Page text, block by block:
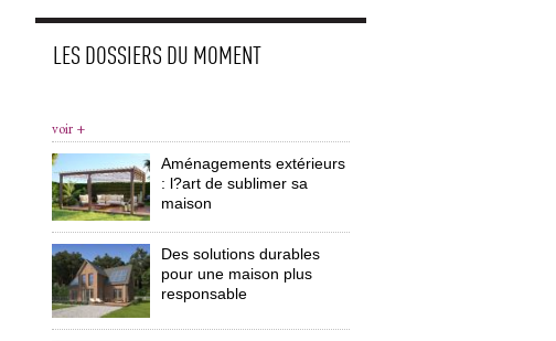
LES DOSSIERS DU MOMENT
voir +
Aménagements extérieurs
: l?art de sublimer sa
maison
Des solutions durables
pour une maison plus
responsable